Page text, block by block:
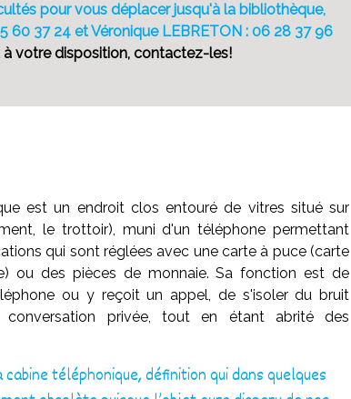
pour vous déplacer jusqu'à la bibliothèque,
60 37 24 et Véronique LEBRETON : 06 28 37 96
à votre disposition, contactez-les!
est un endroit clos entouré de vitres situé sur
le trottoir), muni d'un téléphone permettant
qui sont réglées avec une carte à puce (carte
ou des pièces de monnaie. Sa fonction est de
ou y reçoit un appel, de s'isoler du bruit
privée, tout en étant abrité des
téléphonique, définition qui dans quelques